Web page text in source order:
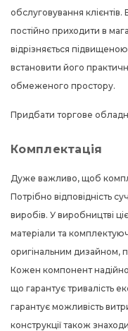
обслуговування
постійно приходити в
відрізняється
встановити його
обмеженого простору.
Придбати торгове
Комплектація
Дуже важливо, щоб
Потрібно відповідність
виробів. У виробництві
матеріали та
оригінальним дизайном,
Кожен компонент надійно
що гарантує тривалість
гарантує можливість
конструкції також